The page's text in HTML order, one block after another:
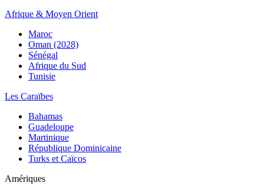
Afrique & Moyen Orient
Maroc
Oman (2028)
Sénégal
Afrique du Sud
Tunisie
Les Caraïbes
Bahamas
Guadeloupe
Martinique
République Dominicaine
Turks et Caïcos
Amériques